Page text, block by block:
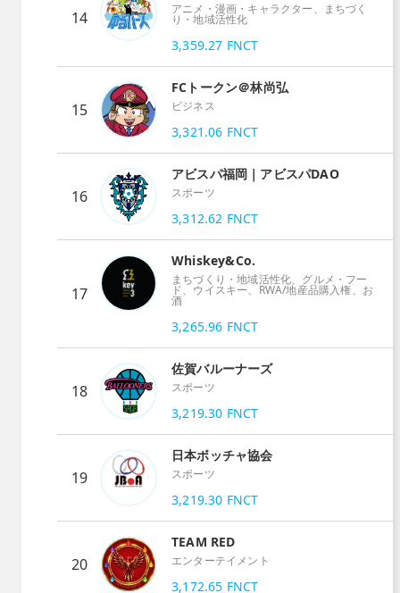
14 アニメ・漫画・キャラクター、まちづく
り・地域活性化
3,359.27 FNCT
15
FCトークン＠林尚弘
ビジネス
3,321.06 FNCT
16
アビスパ福岡｜アビスパDAO
スポーツ
3,312.62 FNCT
17
Whiskey&Co.
まちづくり・地域活性化、グルメ・フー
ド、ウイスキー、RWA/地産品購入権、お
酒
3,265.96 FNCT
18
佐賀バルーナーズ
スポーツ
3,219.30 FNCT
19
日本ボッチャ協会
スポーツ
3,219.30 FNCT
20
TEAM RED
エンターテイメント
3,172.65 FNCT